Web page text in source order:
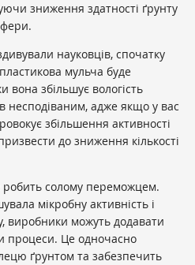
зниження здатності ґрунту
науковців, спочатку
мульча буде
вона збільшує вологість
несподіваним, адже якщо у вас
збільшення активності
до зниження кількості
робить солому переможцем.
мікробну активність і
виробники можуть додавати
процеси. Це одночасно
ґрунтом та забезпечить